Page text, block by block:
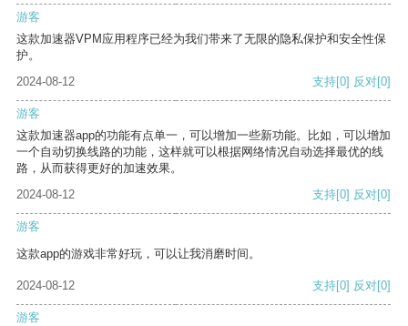
游客
这款加速器VPM应用程序已经为我们带来了无限的隐私保护和安全性保
护。
2024-08-12
支持[0] 反对[0]
游客
这款加速器app的功能有点单一，可以增加一些新功能。比如，可以增加
一个自动切换线路的功能，这样就可以根据网络情况自动选择最优的线
路，从而获得更好的加速效果。
2024-08-12
支持[0] 反对[0]
游客
这款app的游戏非常好玩，可以让我消磨时间。
2024-08-12 支持[0] 反对[0]
游客